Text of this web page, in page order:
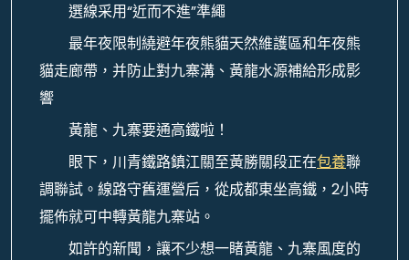
選線采用“近而不進”準繩
最年夜限制繞避年夜熊貓天然維護區和年夜熊
貓走廊帶，并防止對九寨溝、黃龍水源補給形成影
響
黃龍、九寨要通高鐵啦！
眼下，川青鐵路鎮江關至黃勝關段正在包養聯
調聯試。線路守舊運營后，從成都東坐高鐵，2小時
擺佈就可中轉黃龍九寨站。
如許的新聞，讓不少想一睹黃龍、九寨風度的